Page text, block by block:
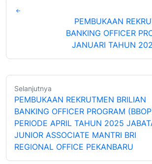
PEMBUKAAN
BANKING OFFICER
JANUARI TAHUN
Selanjutnya
PEMBUKAAN REKRUTMEN BRILIAN
BANKING OFFICER PROGRAM
PERIODE APRIL TAHUN 2025
JUNIOR ASSOCIATE MANTRI BRI
REGIONAL OFFICE PEKANBARU